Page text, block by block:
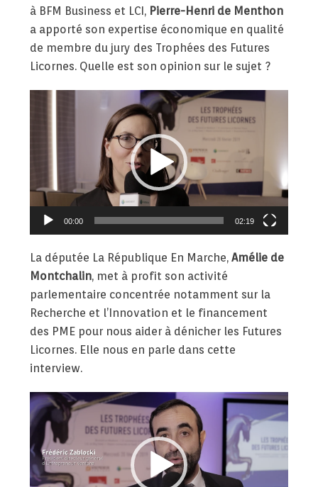
à BFM Business et LCI, Pierre-Henri de Menthon
a apporté son expertise économique en qualité
de membre du jury des Trophées des Futures
Licornes. Quelle est son opinion sur le sujet ?
00:00 02:19
La députée La République En Marche,Amélie de
Montchalin, met à profit son activité
parlementaire concentrée notamment sur la
Recherche et l’Innovation et le financement
des PME pour nous aider à dénicher les Futures
Licornes. Elle nous en parle dans cette
interview.
Lecteur
vidéo